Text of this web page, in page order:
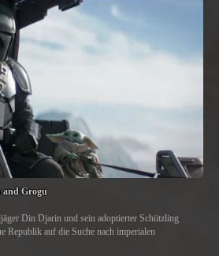
and Grogu
Din Djarin und sein adoptierter Schützling
Republik auf die Suche nach imperialen